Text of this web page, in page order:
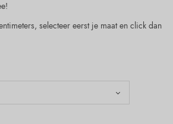
selecteer eerst je maat en click dan